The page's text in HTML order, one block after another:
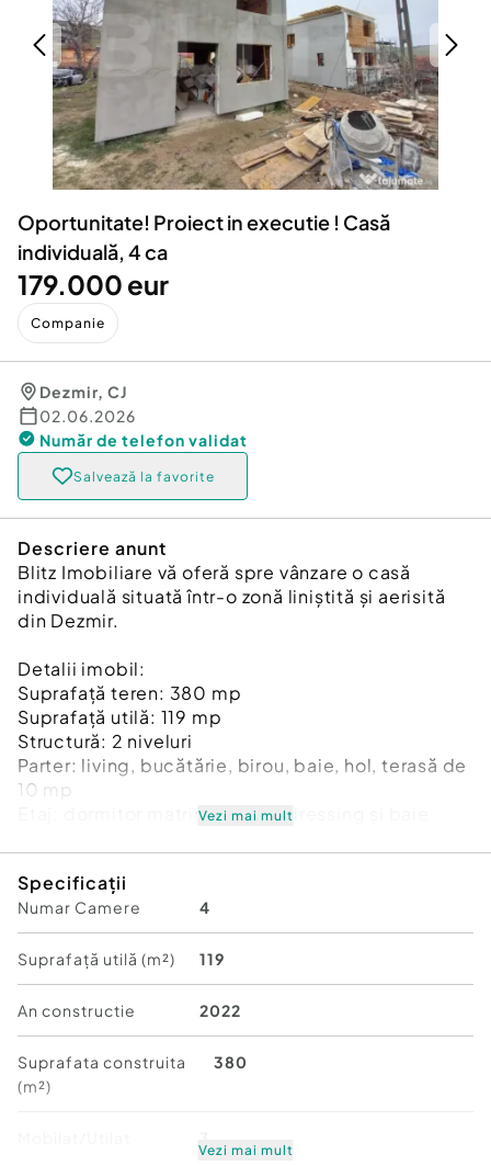
Servicii
Animale de companie
Afaceri și echipamente profesionale
Inchiriere Bunuri si Vehicule
Utilaje agricole si industriale
Piese auto si accesorii
Dacia Duster
Oportunitate! Proiect in executie ! Casă
individuală, 4 ca
179.000 eur
Companie
Dezmir, CJ
02.06.2026
Număr de telefon validat
Salvează la favorite
Descriere anunt
Blitz Imobiliare vă oferă spre vânzare o casă
individuală situată într-o zonă liniștită și aerisită
din Dezmir.
Detalii imobil:
Suprafață teren: 380 mp
Suprafață utilă: 119 mp
Structură: 2 niveluri
Parter: living, bucătărie, birou, baie, hol, terasă de
10 mp
Etaj: dormitor matrimonial cu dressing și baie
Facilități:
Loc de parcare acoperit
Semifinisat interior: instalații sanitare și electrice
montate, sapa de egalizare, pereți tencuiți, strat
de glet
Centrala termică proprie și încălzire prin
pardoseală
Geamuri termopan cu tâmplărie Salamander
Trotuare, garduri cu fundație din beton și panouri
Vezi mai mult
Specificații
Numar Camere 4
Suprafață utilă (m²) 119
An constructie 2022
Suprafata construita
(m²)
380
Vezi mai mult